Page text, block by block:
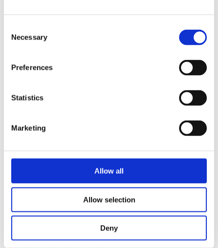
Selection
Necessary
Preferences
Statistics
Marketing
Allow all
Allow selection
Deny
求める場合
います。)第25条に基づく請求
「保有個人デー
タ」開示申請書
の通知を求める場合 タ」利用目的通
「保有個人データ」の訂正、追
(法第 26条に基づく請求の場合) 書